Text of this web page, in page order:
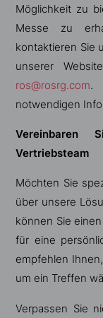
Möglichkeit zu
Messe zu
kontaktieren Sie
unserer
ros@rosrg.com.
notwendigen
Vereinbaren
Vertriebsteam
Möchten Sie
über unsere
können Sie
für eine
empfehlen
um ein Treffen
Verpassen Sie